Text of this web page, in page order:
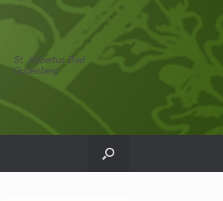
St. Hubertus Bad
Godesberg